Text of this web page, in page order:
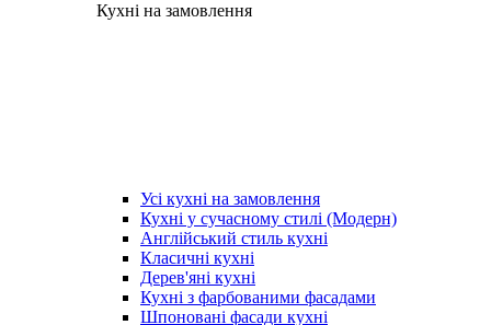
Кухні на замовлення
Усі кухні на замовлення
Кухні у сучасному стилі (Модерн)
Англійський стиль кухні
Класичні кухні
Дерев'яні кухні
Кухні з фарбованими фасадами
Шпоновані фасади кухні